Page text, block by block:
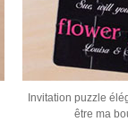
Invitation puzzle
être ma